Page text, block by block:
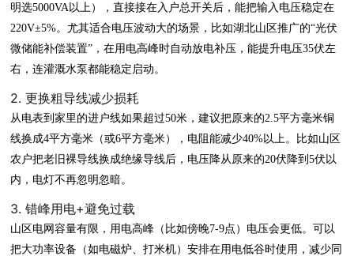
明选5000VA以上），直接接在入户总开关后，能把输入电压稳定在
220V±5%。尤其适合电压波动大的场景，比如湖北山区推广的“光伏
微储能补偿装置”，在用电高峰时自动放电补压，能提升电压35伏左
右，连灌溉水泵都能稳定启动。
2. 更换粗导线减少损耗
从电表到家里的进户线如果超过50米，建议把原来的2.5平方毫米铜
线换成4平方毫米（或6平方毫米），电阻能减少40%以上。比如山区
农户把老旧裸导线换成绝缘导线后，电压降从原来的20伏降到5伏以
内，电灯不再忽明忽暗。
3. 错峰用电+避免过载
山区电网容量有限，用电高峰（比如傍晚7-9点）电压会更低。可以
把大功率设备（如电磁炉、打米机）安排在用电低谷时使用，减少同